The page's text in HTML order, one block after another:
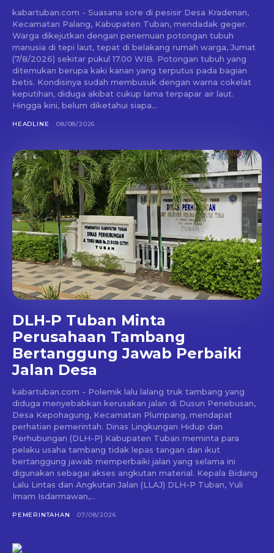
kabartuban.com - Suasana sore di pesisir Desa Kradenan,
Kecamatan Palang, Kabupaten Tuban, mendadak geger.
Warga dikejutkan dengan penemuan potongan tubuh
manusia di tepi laut, tepat di belakang rumah warga, Jumat
(7/8/2026) sekitar pukul 17.00 WIB. Potongan tubuh yang
ditemukan berupa kaki kanan yang terputus pada bagian
betis. Kondisinya sudah membusuk dengan warna cokelat
keputihan, diduga akibat cukup lama terpapar air laut.
Hingga kini, belum diketahui siapa...
HEADLINE 08/08/2026
DLH-P Tuban Minta
Perusahaan Tambang
Bertanggung Jawab Perbaiki
Jalan Desa
kabartuban.com - Polemik lalu lalang truk tambang yang
diduga menyebabkan kerusakan jalan di Dusun Penebusan,
Desa Kepohagung, Kecamatan Plumpang, mendapat
perhatian pemerintah. Dinas Lingkungan Hidup dan
Perhubungan (DLH-P) Kabupaten Tuban meminta para
pelaku usaha tambang tidak lepas tangan dan ikut
bertanggung jawab memperbaiki jalan yang selama ini
digunakan sebagai akses angkutan material. Kepala Bidang
Lalu Lintas dan Angkutan Jalan (LLAJ) DLH-P Tuban, Yuli
Imam Isdarmawan,...
PEMERINTAHAN 07/08/2026